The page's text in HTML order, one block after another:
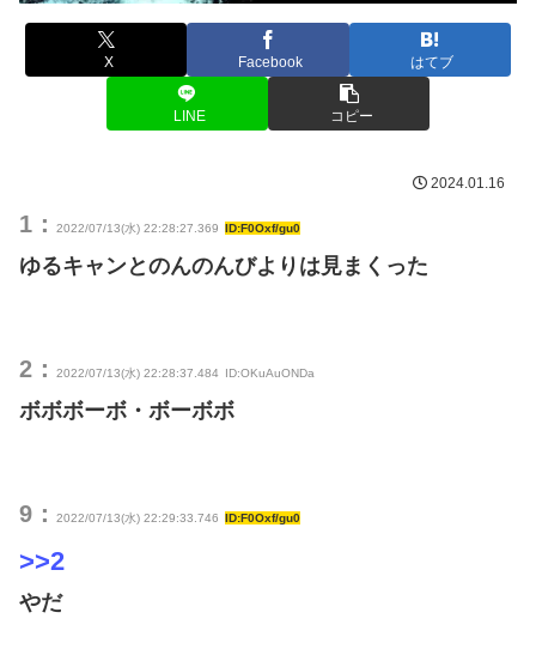
X Facebook はてブ
LINE コピー
2024.01.16
1： 2022/07/13(水) 22:28:27.369 ID:F0Oxf/gu0
ゆるキャンとのんのんびよりは見まくった
2： 2022/07/13(水) 22:28:37.484 ID:OKuAuONDa
ボボボーボ・ボーボボ
9： 2022/07/13(水) 22:29:33.746 ID:F0Oxf/gu0
>>2
やだ